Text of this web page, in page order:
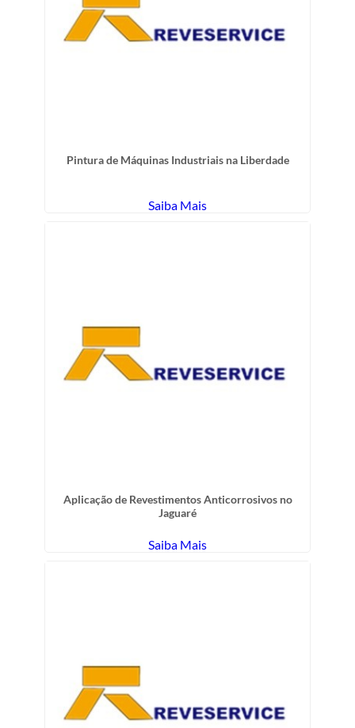
Pintura de Máquinas Industriais na Liberdade
Saiba Mais
Aplicação de Revestimentos Anticorrosivos no
Jaguaré
Saiba Mais